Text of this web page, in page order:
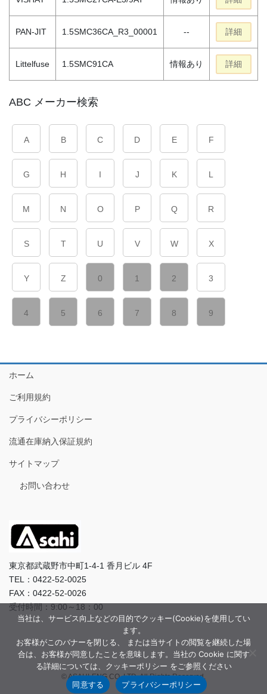
PAN-JIT 1.5SMC36CA_R3_00001 -- 詳細
Littelfuse 1.5SMC91CA 情報あり 詳細
ABC メーカー検索
A B C D E F
G H I J K L
M N O P Q R
S T U V W X
Y Z 0 1 2 3
4 5 6 7 8 9
ホーム
ご利用規約
プライバシーポリシー
流通在庫納入保証規約
サイトマップ
お問い合わせ
東京都武蔵野市中町1-4-1 香月ビル 4F
TEL：0422-52-0025
FAX：0422-52-0026
受付時間：9:00～18：00
© ASAHI-ENG CO.,LTD. All Rights Reserved.
当社は、サービス向上などの目的でクッキー(Cookie)を使用してい
ます。
お客様がこのバナーを閉じる、 または当サイトの閲覧を継続した場
合は、お客様が同意したことを意味します。当社の Cookie に関す
る詳細については、クッキーポリシー をご参照ください
同意する
プライバシーポリシー